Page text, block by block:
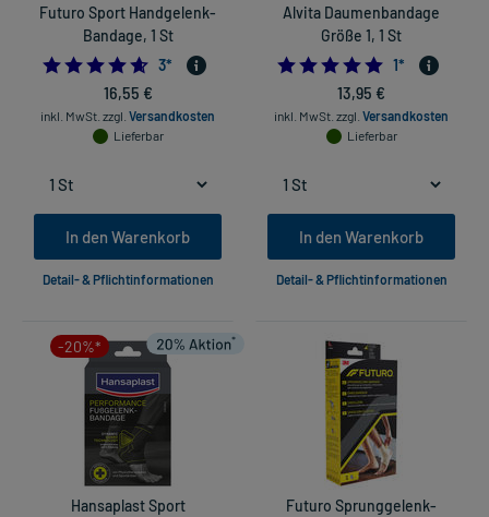
Futuro Sport Handgelenk-
Bandage, 1 St
4.666666666666667
3*
16,55 €
inkl. MwSt. zzgl. Versandkosten
Lieferbar
In den Warenkorb
Detail- & Pflichtinformationen
Alvita Daumenbandage
Größe 1, 1 St
5.0
1*
13,95 €
inkl. MwSt. zzgl. Versandkosten
Lieferbar
In den Warenkorb
Detail- & Pflichtinformationen
-20%*
Hansaplast Sport
Futuro Sprunggelenk-